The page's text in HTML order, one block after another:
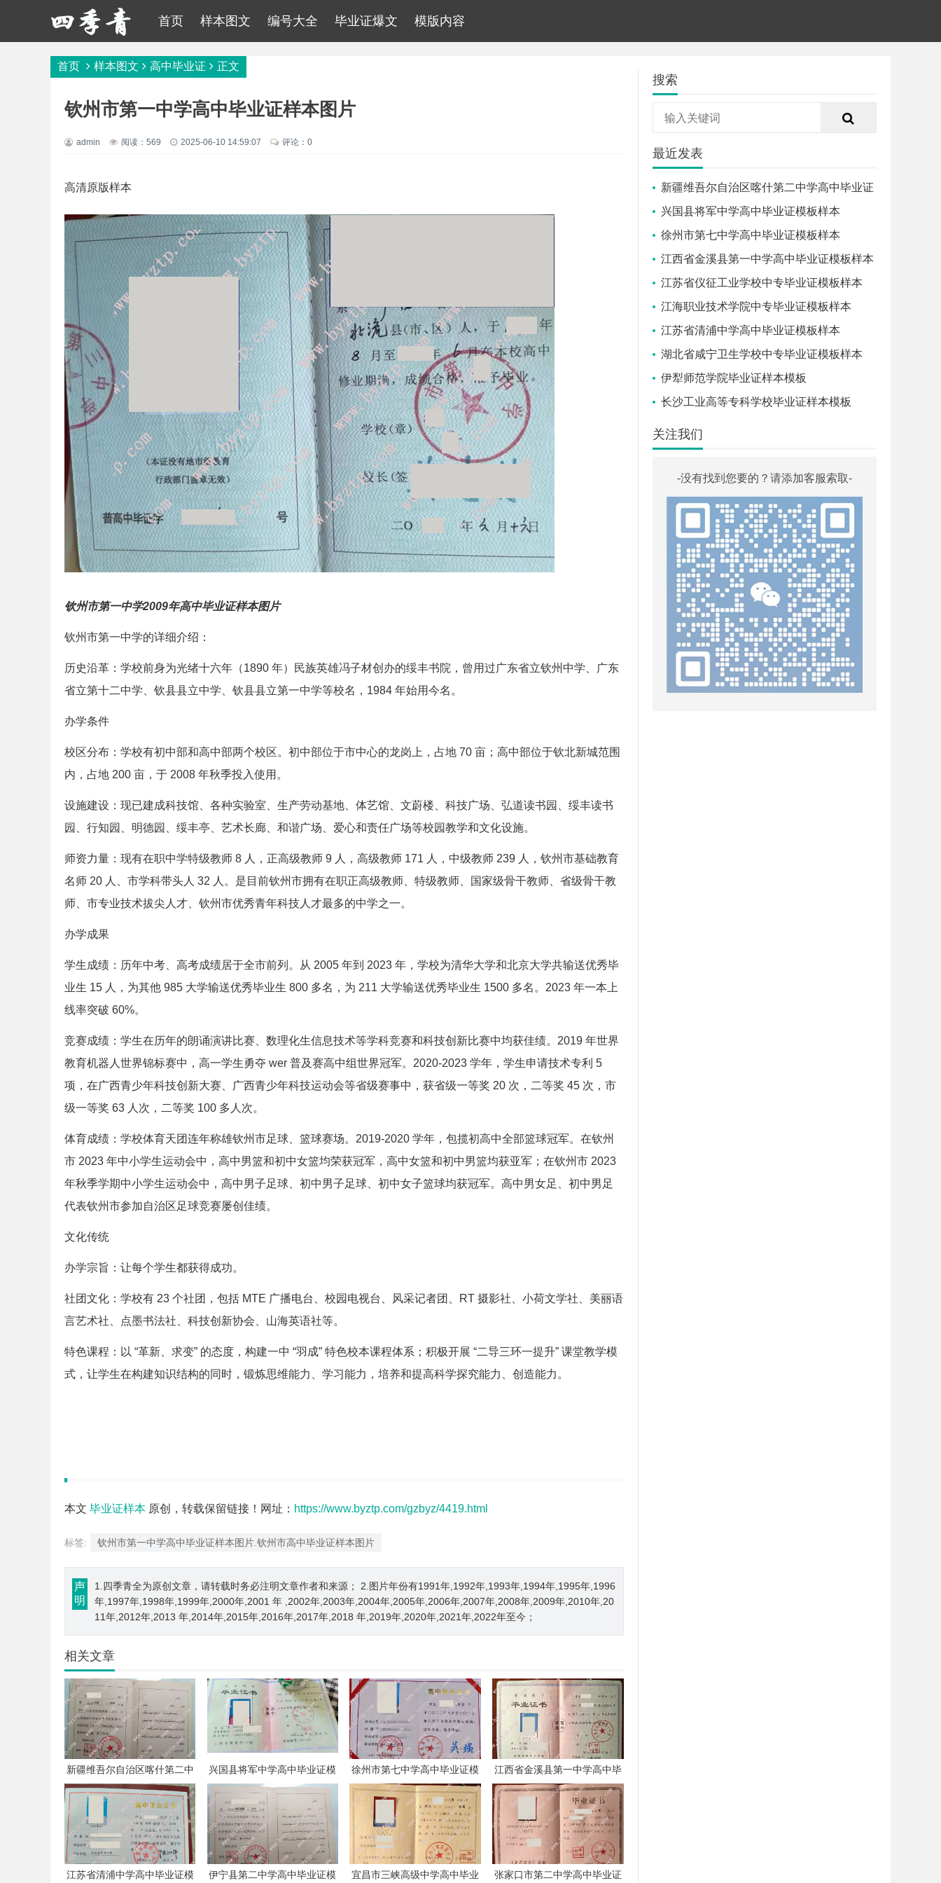
首页 样本图文 编号大全 毕业证爆文 模版内容
首页 样本图文 高中毕业证 正文
钦州市第一中学高中毕业证样本图片
admin 阅读：569 2025-06-10 14:59:07 评论：0
高清原版样本
钦州市第一中学2009年高中毕业证样本图片
钦州市第一中学的详细介绍：
历史沿革：学校前身为光绪十六年（1890 年）民族英雄冯子材创办的绥丰书院，曾用过广东省立钦州中学、广东
省立第十二中学、钦县县立中学、钦县县立第一中学等校名，1984 年始用今名。
办学条件
校区分布：学校有初中部和高中部两个校区。初中部位于市中心的龙岗上，占地 70 亩；高中部位于钦北新城范围
内，占地 200 亩，于 2008 年秋季投入使用。
设施建设：现已建成科技馆、各种实验室、生产劳动基地、体艺馆、文蔚楼、科技广场、弘道读书园、绥丰读书
园、行知园、明德园、绥丰亭、艺术长廊、和谐广场、爱心和责任广场等校园教学和文化设施。
师资力量：现有在职中学特级教师 8 人，正高级教师 9 人，高级教师 171 人，中级教师 239 人，钦州市基础教育
名师 20 人、市学科带头人 32 人。是目前钦州市拥有在职正高级教师、特级教师、国家级骨干教师、省级骨干教
师、市专业技术拔尖人才、钦州市优秀青年科技人才最多的中学之一。
办学成果
学生成绩：历年中考、高考成绩居于全市前列。从 2005 年到 2023 年，学校为清华大学和北京大学共输送优秀毕
业生 15 人，为其他 985 大学输送优秀毕业生 800 多名，为 211 大学输送优秀毕业生 1500 多名。2023 年一本上
线率突破 60%。
竞赛成绩：学生在历年的朗诵演讲比赛、数理化生信息技术等学科竞赛和科技创新比赛中均获佳绩。2019 年世界
教育机器人世界锦标赛中，高一学生勇夺 wer 普及赛高中组世界冠军。2020-2023 学年，学生申请技术专利 5
项，在广西青少年科技创新大赛、广西青少年科技运动会等省级赛事中，获省级一等奖 20 次，二等奖 45 次，市
级一等奖 63 人次，二等奖 100 多人次。
体育成绩：学校体育天团连年称雄钦州市足球、篮球赛场。2019-2020 学年，包揽初高中全部篮球冠军。在钦州
市 2023 年中小学生运动会中，高中男篮和初中女篮均荣获冠军，高中女篮和初中男篮均获亚军；在钦州市 2023
年秋季学期中小学生运动会中，高中男子足球、初中男子足球、初中女子篮球均获冠军。高中男女足、初中男足
代表钦州市参加自治区足球竞赛屡创佳绩。
文化传统
办学宗旨：让每个学生都获得成功。
社团文化：学校有 23 个社团，包括 MTE 广播电台、校园电视台、风采记者团、RT 摄影社、小荷文学社、美丽语
言艺术社、点墨书法社、科技创新协会、山海英语社等。
特色课程：以 “革新、求变” 的态度，构建一中 “羽成” 特色校本课程体系；积极开展 “二导三环一提升” 课堂教学模
式，让学生在构建知识结构的同时，锻炼思维能力、学习能力，培养和提高科学探究能力、创造能力。
本文 毕业证样本 原创，转载保留链接！网址： https://www.byztp.com/gzbyz/4419.html
标签: 钦州市第一中学高中毕业证样本图片.钦州市高中毕业证样本图片
声
明
1.四季青全为原创文章，请转载时务必注明文章作者和来源； 2.图片年份有1991年,1992年,1993年,1994年,1995年,1996
年,1997年,1998年,1999年,2000年,2001 年 ,2002年,2003年,2004年,2005年,2006年,2007年,2008年,2009年,2010年,20
11年,2012年,2013 年,2014年,2015年,2016年,2017年,2018 年,2019年,2020年,2021年,2022年至今；
相关文章
新疆维吾尔自治区喀什第二中
学高中毕业证模板样本
兴国县将军中学高中毕业证模
板样本
徐州市第七中学高中毕业证模
板样本
江西省金溪县第一中学高中毕
业证模板样本
江苏省清浦中学高中毕业证模 伊宁县第二中学高中毕业证模 宜昌市三峡高级中学高中毕业 张家口市第二中学高中毕业证
搜索
最近发表
新疆维吾尔自治区喀什第二中学高中毕业证
模板样本
兴国县将军中学高中毕业证模板样本
徐州市第七中学高中毕业证模板样本
江西省金溪县第一中学高中毕业证模板样本
江苏省仪征工业学校中专毕业证模板样本
江海职业技术学院中专毕业证模板样本
江苏省清浦中学高中毕业证模板样本
湖北省咸宁卫生学校中专毕业证模板样本
伊犁师范学院毕业证样本模板
长沙工业高等专科学校毕业证样本模板
关注我们
-没有找到您要的？请添加客服索取-